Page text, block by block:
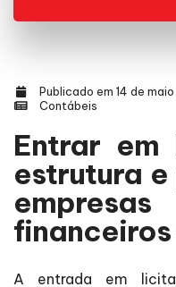
Publicado em 14 de
Contábeis
Entrar em
estrutura
A entrada em